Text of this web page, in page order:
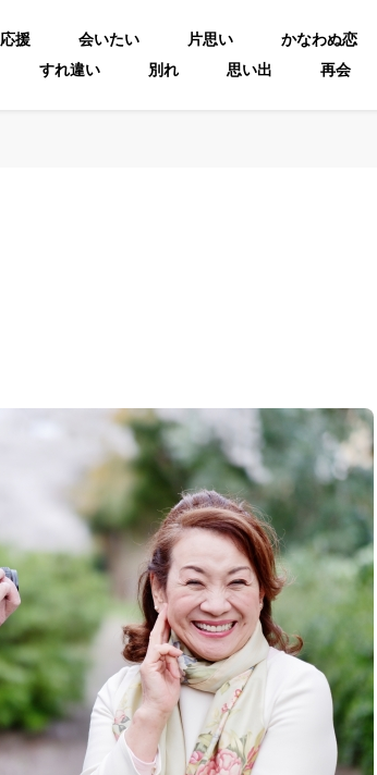
応援 会いたい 片思い かなわぬ恋
すれ違い 別れ 思い出 再会